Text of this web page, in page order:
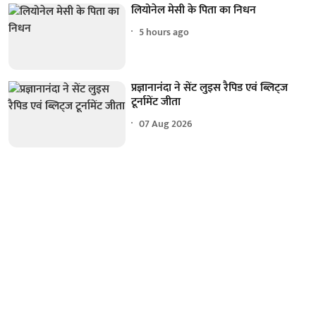
लियोनेल मेसी के पिता का निधन
5 hours ago
प्रज्ञानानंदा ने सेंट लुइस रैपिड एवं ब्लिट्ज
टूर्नामेंट जीता
07 Aug 2026